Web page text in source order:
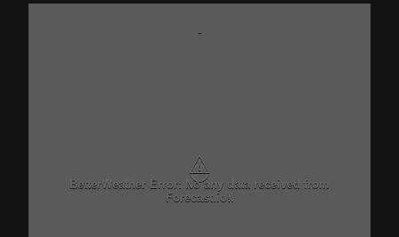
-
⚠
BetterWeather Error: No any data received from
Forecast.io!.